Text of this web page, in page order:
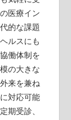
医療イン
的な課題
ルスにも
働体制を
の大きな
来を兼ね
対応可能
期受診、